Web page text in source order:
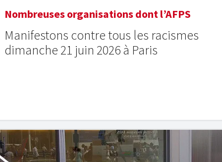
Nombreuses organisations dont l’AFPS
Manifestons contre tous les racismes
dimanche 21 juin 2026 à Paris